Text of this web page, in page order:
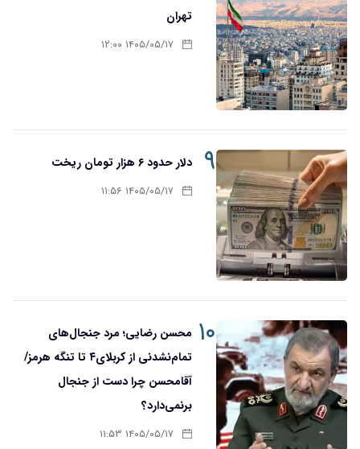
تهران
۱۴۰۵/۰۵/۱۷ ۱۲:۰۰
۹ دلار حدود ۶ هزار تومان ریخت
۱۴۰۵/۰۵/۱۷ ۱۱:۵۶
۱۰ محسن رضایی؛ مرد جنجال‌های
تمام‌نشدنی از کربلای۴ تا تنگه هرمز/
آقا‌محسن چرا دست از جنجال
برنمی‌دارد؟
۱۴۰۵/۰۵/۱۷ ۱۱:۵۳